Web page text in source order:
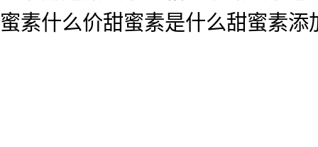
蜜素什么价甜蜜素是什么甜蜜素